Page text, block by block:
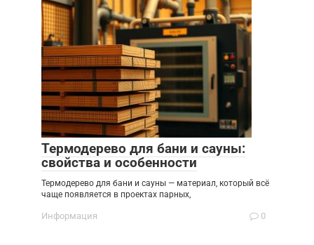
Термодерево для бани и сауны:
свойства и особенности
Термодерево для бани и сауны — материал, который всё
чаще появляется в проектах парных,
Информация 0